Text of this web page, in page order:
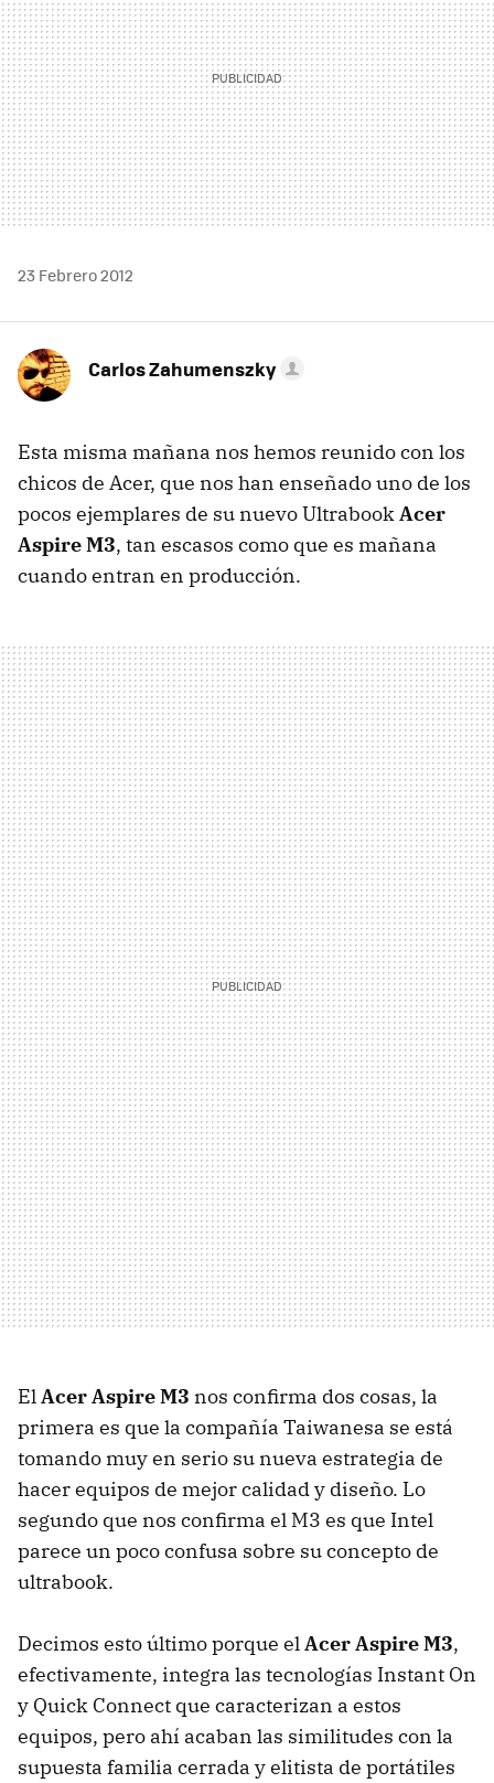
23 Febrero 2012
Carlos Zahumenszky
Esta misma mañana nos hemos reunido con los
chicos de Acer, que nos han enseñado uno de los
pocos ejemplares de su nuevo Ultrabook Acer
Aspire M3, tan escasos como que es mañana
cuando entran en producción.
El Acer Aspire M3 nos confirma dos cosas, la
primera es que la compañía Taiwanesa se está
tomando muy en serio su nueva estrategia de
hacer equipos de mejor calidad y diseño. Lo
segundo que nos confirma el M3 es que Intel
parece un poco confusa sobre su concepto de
ultrabook.
Decimos esto último porque el Acer Aspire M3,
efectivamente, integra las tecnologías Instant On
y Quick Connect que caracterizan a estos
equipos, pero ahí acaban las similitudes con la
supuesta familia cerrada y elitista de portátiles